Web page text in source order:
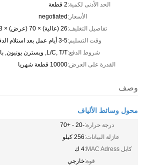
الحد الأدنى لكمية:2 قطعة
الأسعار:negotiated
تفاصيل التغليف:26 (عالية) × 70 (عرض) × 93 (طول) ملم
وقت التسليم:3-5 أيام عمل بعد استلام الدفع
شروط الدفع:L/C, T/T, ويسترن يونيون, باي بال
القدرة على العرض:10000 قطعة شهريا
وصف
محول وسائط الألياف
درجة حرارة:-20 - +70
عازلة البيانات:256 كيلو
كابل MAC Adress:
4 ك
قوة:خارجي